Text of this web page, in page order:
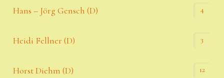
Hans – Jörg Gensch (D) 4
Heidi Fellner (D) 3
Horst Diehm (D) 12